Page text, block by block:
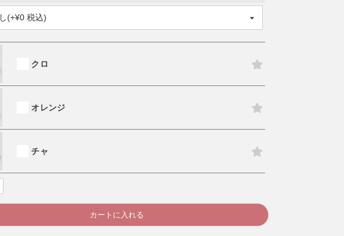
(
必
須
)
クロ
オレンジ
チャ
カートに入れる